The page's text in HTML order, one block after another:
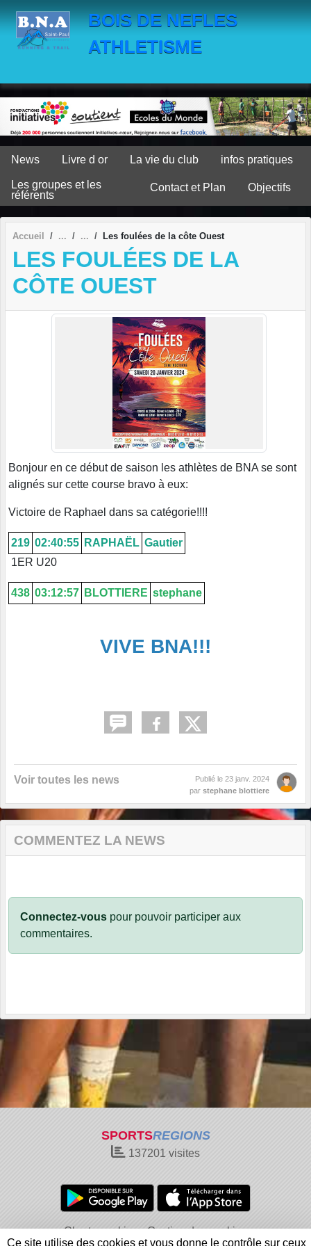
BOIS DE NEFLES
ATHLETISME
News Livre d or La vie du club infos pratiques
Les groupes et les
référents
Contact et Plan Objectifs
Accueil Les foulées de la côte Ouest
LES FOULÉES DE LA
CÔTE OUEST
Bonjour en ce début de saison les athlètes de BNA se sont
alignés sur cette course bravo à eux:
Victoire de Raphael dans sa catégorie!!!!
219 02:40:55 RAPHAËL Gautier
1ER U20
438 03:12:57 BLOTTIERE stephane
VIVE BNA!!!
Voir toutes les news Publié le 23 janv. 2024
par stephane blottiere
COMMENTEZ LA NEWS
Connectez-vous pour pouvoir participer aux
commentaires.
SPORTSREGIONS
137201 visites
Charte cookies
Gestion des cookies
Ce site utilise des cookies et vous donne le contrôle sur ceux